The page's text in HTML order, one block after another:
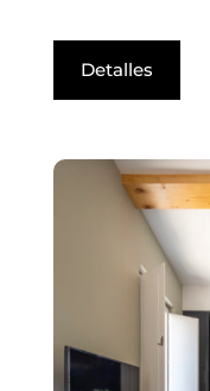
Detalles